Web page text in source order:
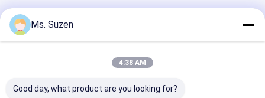
अनुशंसित उत्पाद
Ms. Suzen
4:38 AM
Good day, what product are you looking for?